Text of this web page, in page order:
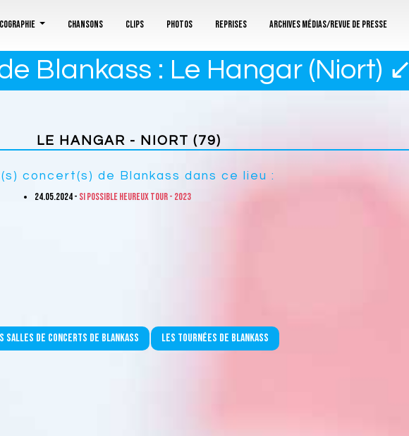
Chansons Clips Photos Reprises Archives médias/revue de presse
Blankass : Le Hangar (Niort) ↙
LE HANGAR - NIORT (79)
concert(s) de Blankass dans ce lieu :
24.05.2024 - Si possible heureux tour - 2023
salles de concerts de Blankass Les tournées de Blankass